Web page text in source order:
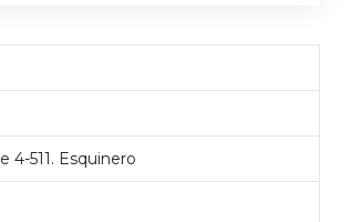
4-511. Esquinero